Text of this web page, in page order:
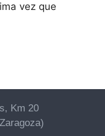
vez que
Km 20